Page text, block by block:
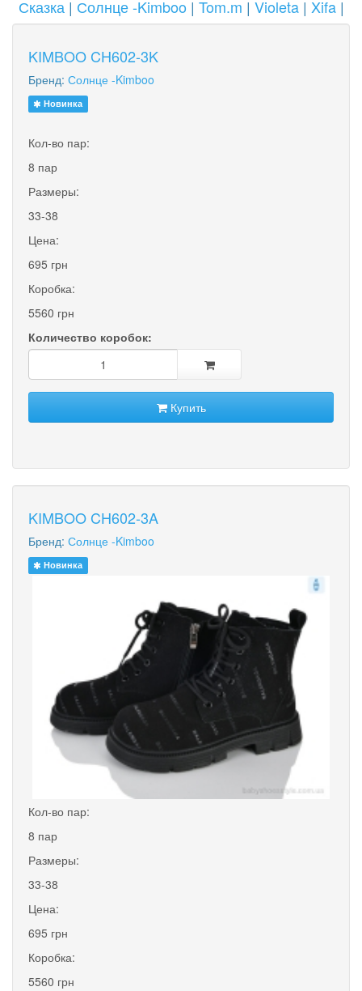
Сказка| Солнце -Kimboo | Tom.m | Violeta| Xifa|
KIMBOO CH602-3K
Бренд: Солнце -Kimboo
Новинка
Кол-во пар:
8 пар
Размеры:
33-38
Цена:
695 грн
Коробка:
5560 грн
Количество коробок:
Купить
KIMBOO CH602-3A
Бренд: Солнце -Kimboo
Новинка
Кол-во пар:
8 пар
Размеры:
33-38
Цена:
695 грн
Коробка:
5560 грн